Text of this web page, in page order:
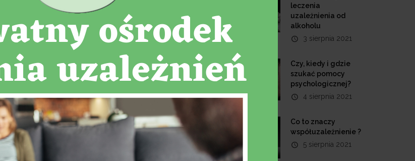
leczenia
uzależnienia od
alkoholu
3 sierpnia 2021
Czy, kiedy i gdzie
szukać pomocy
psychologicznej?
4 sierpnia 2021
Co to znaczy
współuzależnienie ?
5 sierpnia 2021